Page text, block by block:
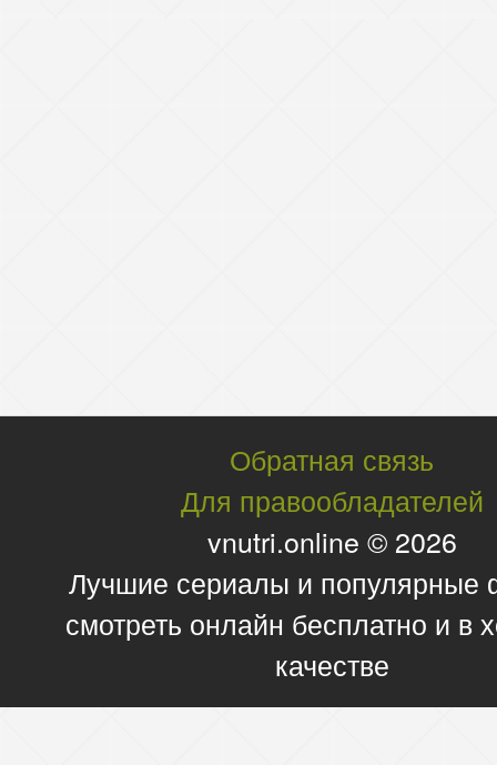
Обратная связь
Для правообладателей
vnutri.online © 2026
Лучшие сериалы и
смотреть онлайн бесплатно и в
качестве